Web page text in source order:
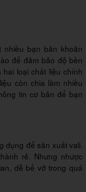
nhiều bạn băn khoăn
để đảm bảo độ bền
loại chất liệu chính
còn chia làm nhiều
tin cơ bản để bạn
dụng để sản xuất vali.
rẻ. Nhưng nhược
dễ bể vỡ trong quá